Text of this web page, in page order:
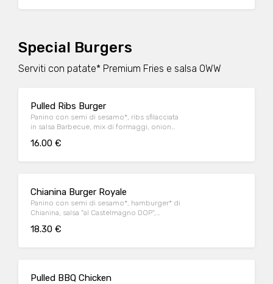
Special Burgers
Serviti con patate* Premium Fries e salsa OWW
Pulled Ribs Burger
Panino con semi di sesamo*, ribs sfilacciata
in salsa Barbecue, mix di formaggi, onion
iceberg
16.00 €
Chianina Burger Royale
Panino con semi di sesamo*, hamburger* di
Chianina, salsa "al Castelmagno DOP",
condito (con salsa alla senape) e insalata
18.30 €
Pulled BBQ Chicken